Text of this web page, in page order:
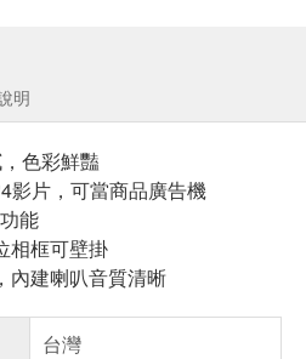
明
色彩鮮豔
影片，可當商品廣告機
能
相框可壁掛
內建喇叭音質清晰
台灣